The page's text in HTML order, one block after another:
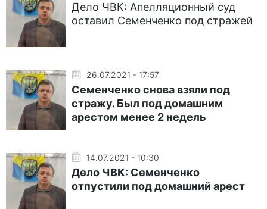
Дело ЧВК: Апелляционный суд
оставил Семенченко под стражей
26.07.2021 - 17:57
Семенченко снова взяли под
стражу. Был под домашним
арестом менее 2 недель
14.07.2021 - 10:30
Дело ЧВК: Семенченко
отпустили под домашний арест